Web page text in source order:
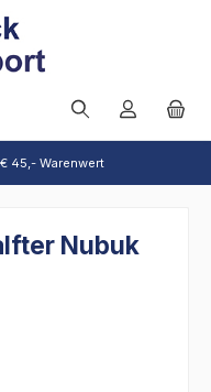
45,- Warenwert
Nubuk